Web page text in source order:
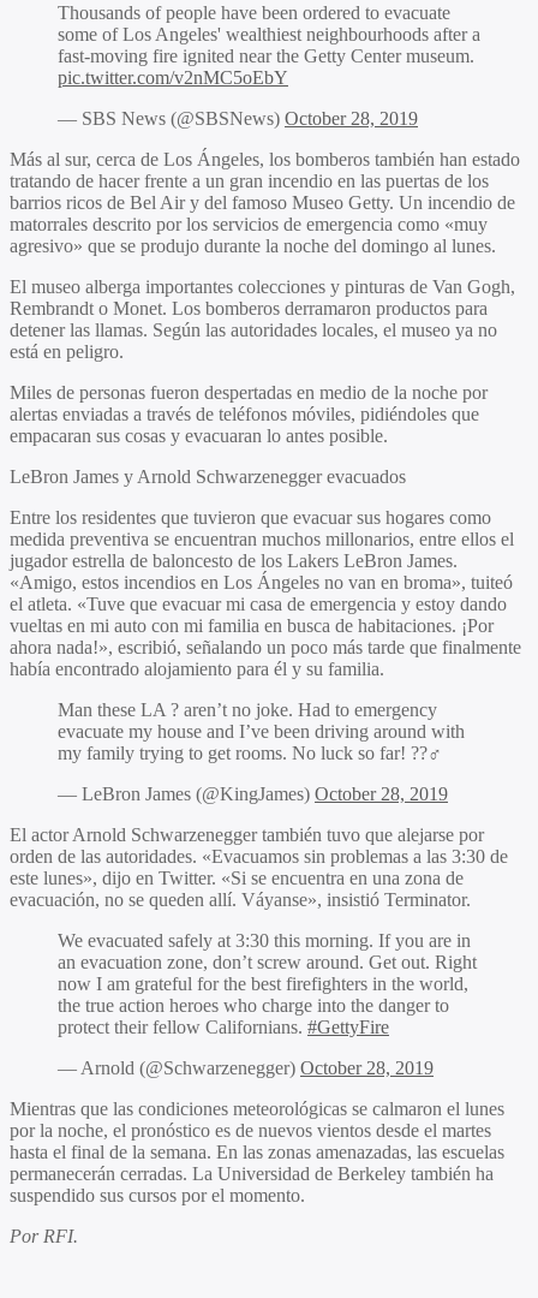
Thousands of people have been ordered to evacuate
some of Los Angeles' wealthiest neighbourhoods after a
fast-moving fire ignited near the Getty Center museum.
pic.twitter.com/v2nMC5oEbY
— SBS News (@SBSNews) October 28, 2019
Más al sur, cerca de Los Ángeles, los bomberos también han estado
tratando de hacer frente a un gran incendio en las puertas de los
barrios ricos de Bel Air y del famoso Museo Getty. Un incendio de
matorrales descrito por los servicios de emergencia como «muy
agresivo» que se produjo durante la noche del domingo al lunes.
El museo alberga importantes colecciones y pinturas de Van Gogh,
Rembrandt o Monet. Los bomberos derramaron productos para
detener las llamas. Según las autoridades locales, el museo ya no
está en peligro.
Miles de personas fueron despertadas en medio de la noche por
alertas enviadas a través de teléfonos móviles, pidiéndoles que
empacaran sus cosas y evacuaran lo antes posible.
LeBron James y Arnold Schwarzenegger evacuados
Entre los residentes que tuvieron que evacuar sus hogares como
medida preventiva se encuentran muchos millonarios, entre ellos el
jugador estrella de baloncesto de los Lakers LeBron James.
«Amigo, estos incendios en Los Ángeles no van en broma», tuiteó
el atleta. «Tuve que evacuar mi casa de emergencia y estoy dando
vueltas en mi auto con mi familia en busca de habitaciones. ¡Por
ahora nada!», escribió, señalando un poco más tarde que finalmente
había encontrado alojamiento para él y su familia.
Man these LA ? aren’t no joke. Had to emergency
evacuate my house and I’ve been driving around with
my family trying to get rooms. No luck so far! ??‍♂️
— LeBron James (@KingJames) October 28, 2019
El actor Arnold Schwarzenegger también tuvo que alejarse por
orden de las autoridades. «Evacuamos sin problemas a las 3:30 de
este lunes», dijo en Twitter. «Si se encuentra en una zona de
evacuación, no se queden allí. Váyanse», insistió Terminator.
We evacuated safely at 3:30 this morning. If you are in
an evacuation zone, don’t screw around. Get out. Right
now I am grateful for the best firefighters in the world,
the true action heroes who charge into the danger to
protect their fellow Californians. #GettyFire
— Arnold (@Schwarzenegger) October 28, 2019
Mientras que las condiciones meteorológicas se calmaron el lunes
por la noche, el pronóstico es de nuevos vientos desde el martes
hasta el final de la semana. En las zonas amenazadas, las escuelas
permanecerán cerradas. La Universidad de Berkeley también ha
suspendido sus cursos por el momento.
Por RFI.